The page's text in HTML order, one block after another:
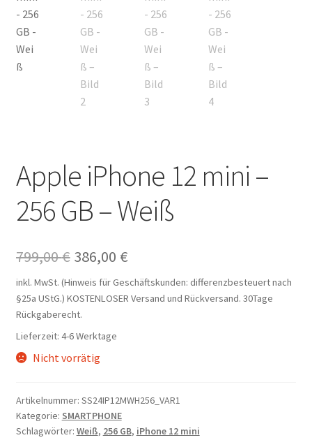
Apple iPhone 12 mini –
256 GB – Weiß
799,00€ Ursprünglicher
Preis
war:
799,00 €
386,00 €Aktueller
Preis
ist:
inkl. MwSt. (Hinweis für Geschäftskunden: differenzbesteuert nach
§25a UStG.) KOSTENLOSER Versand und Rückversand. 30Tage
Rückgaberecht.
Lieferzeit: 4-6 Werktage
Nicht vorrätig
Artikelnummer: SS24IP12MWH256_VAR1
Kategorie: SMARTPHONE
Schlagwörter: Weiß, 256 GB, iPhone 12 mini